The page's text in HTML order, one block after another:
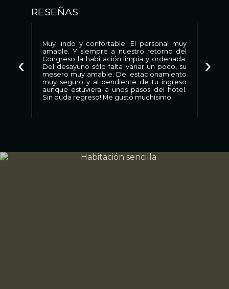
RESEÑAS
‹ ›
Muy lindo y confortable. El personal muy
amable. Y siempre a nuestro retorno del
Congreso la habitación limpia y ordenada.
Del desayuno sólo falta variar un poco, su
mesero muy amable. Del estacionamiento
muy seguro y al pendiente de tu ingreso
aunque estuviera a unos pasos del hotel.
Sin duda regreso! Me gustó muchísimo.